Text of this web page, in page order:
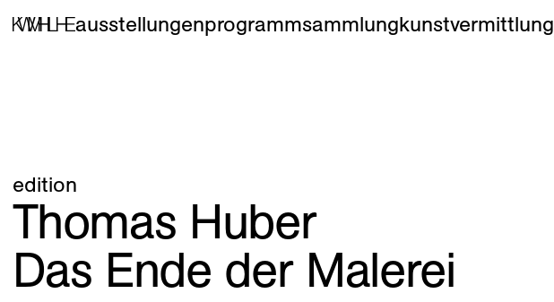
ausstellungenprogrammsammlungkunstvermittlung
edition
Thomas Huber
Das Ende der Malerei